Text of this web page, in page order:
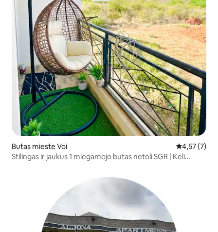
Butas mieste Voi Vidutinis
4,57 (7)
Stilingas ir jaukus 1 miegamojo butas netoli SGR | Keli